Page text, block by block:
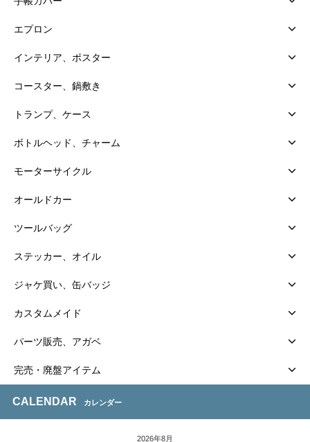
エプロン
インテリア、ポスター
コースター、鍋敷き
トランプ、ケース
ボトルヘッド、チャーム
モーターサイクル
オールドカー
ツールバッグ
ステッカー、オイル
ジャケ買い、缶バッジ
カスタムメイド
パーツ販売、アガベ
完売・廃盤アイテム
CALENDAR カレンダー
2026年8月